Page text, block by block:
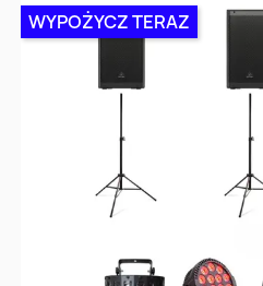
WYPOŻYCZ TERAZ